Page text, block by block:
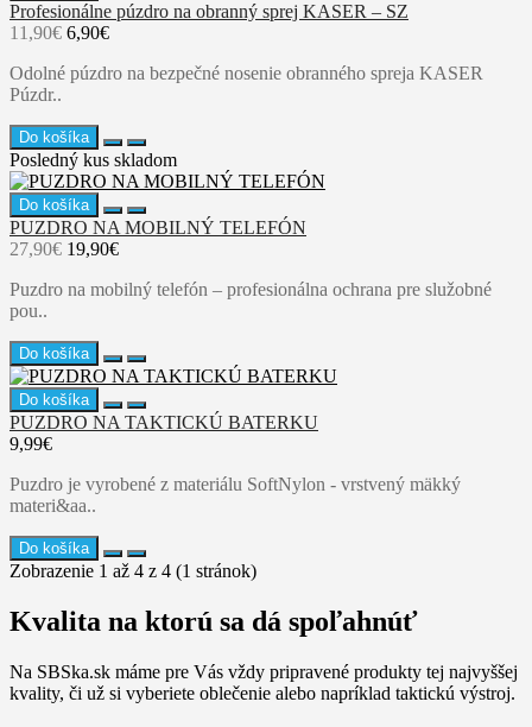
Profesionálne púzdro na obranný sprej KASER – SZ
11,90€ 6,90€
Odolné púzdro na bezpečné nosenie obranného spreja KASER
Púzdr..
Do košíka
Posledný kus skladom
Do košíka
PUZDRO NA MOBILNÝ TELEFÓN
27,90€ 19,90€
Puzdro na mobilný telefón – profesionálna ochrana pre služobné
pou..
Do košíka
Do košíka
PUZDRO NA TAKTICKÚ BATERKU
9,99€
Puzdro je vyrobené z materiálu SoftNylon - vrstvený mäkký
materi&aa..
Do košíka
Zobrazenie 1 až 4 z 4 (1 stránok)
Kvalita na ktorú sa dá spoľahnúť
Na SBSka.sk máme pre Vás vždy pripravené produkty tej najvyššej
kvality, či už si vyberiete oblečenie alebo napríklad taktickú výstroj.